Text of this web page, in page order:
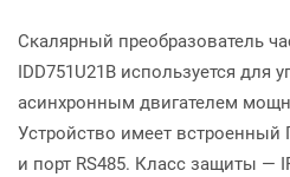
Скалярный преобразователь
IDD751U21B используется
асинхронным двигателем
Устройство имеет встроенный
и порт RS485. Класс защиты —